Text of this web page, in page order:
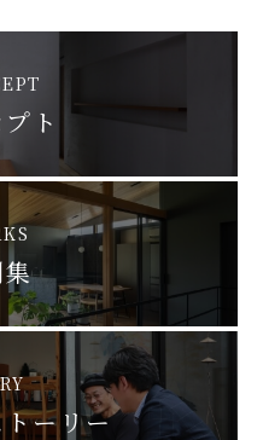
ト
ーリー